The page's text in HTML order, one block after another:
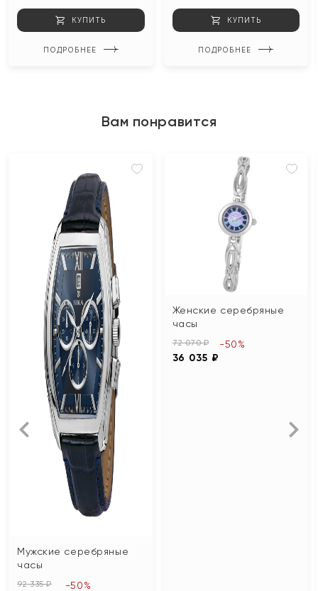
КУПИТЬ
ПОДРОБНЕЕ
КУПИТЬ
ПОДРОБНЕЕ
Вам понравится
Мужские серебряные
часы
92 335 ₽ -50%
Женские серебряные
часы
72 070 ₽
36 035 ₽
-50%